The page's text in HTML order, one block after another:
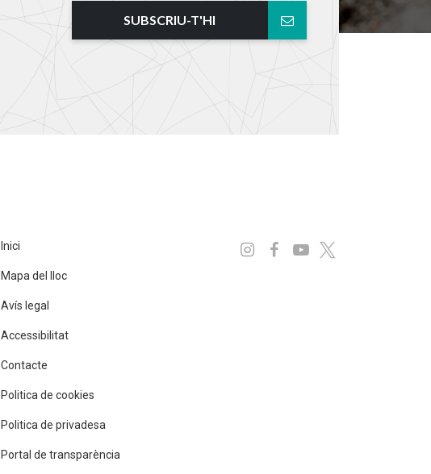
SUBSCRIU-T'HI
Inici
Mapa del lloc
Avís legal
Accessibilitat
Contacte
Politica de cookies
Politica de privadesa
Portal de transparència
Instagram
Facebook
Youtube